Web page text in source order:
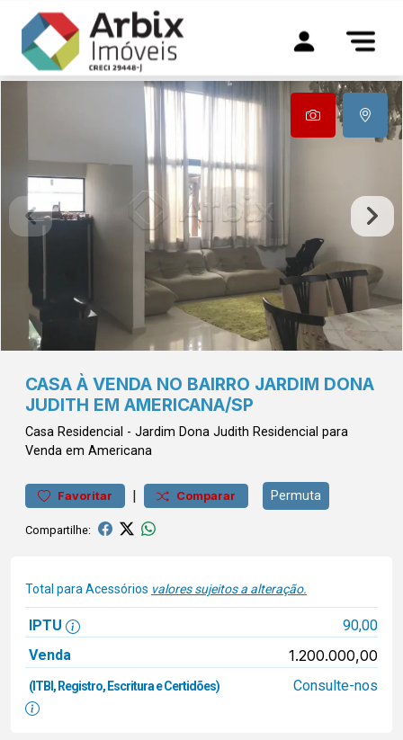
CASA À VENDA NO BAIRRO JARDIM DONA
JUDITH EM AMERICANA/SP
Casa Residencial - Jardim Dona Judith Residencial para
Venda em Americana
Favoritar | Comparar Permuta
Compartilhe:
Total para Acessórios valores sujeitos a alteração.
IPTU
90,00
Venda
1.200.000,00
(ITBI, Registro, Escritura e Certidões) Consulte-nos